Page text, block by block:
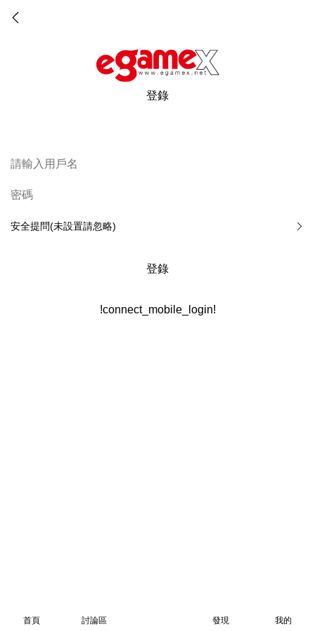
登錄
安全提問(未設置請忽略)
登錄
!connect_mobile_login!
首頁 討論區 發現 我的